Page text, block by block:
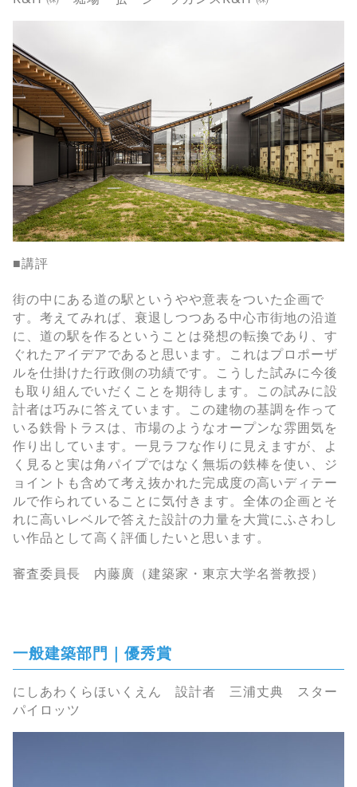
■講評
街の中にある道の駅というやや意表をついた企画で
す。考えてみれば、衰退しつつある中心市街地の沿道
に、道の駅を作るということは発想の転換であり、す
ぐれたアイデアであると思います。これはプロポーザ
ルを仕掛けた行政側の功績です。こうした試みに今後
も取り組んでいだくことを期待します。この試みに設
計者は巧みに答えています。この建物の基調を作って
いる鉄骨トラスは、市場のようなオープンな雰囲気を
作り出しています。一見ラフな作りに見えますが、よ
く見ると実は角パイプではなく無垢の鉄棒を使い、ジ
ョイントも含めて考え抜かれた完成度の高いディテー
ルで作られていることに気付きます。全体の企画とそ
れに高いレベルで答えた設計の力量を大賞にふさわし
い作品として高く評価したいと思います。
審査委員長 内藤廣（建築家・東京大学名誉教授）
一般建築部門｜優秀賞
にしあわくらほいくえん 設計者 三浦丈典 スター
パイロッツ